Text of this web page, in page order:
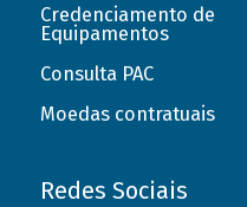
Credenciamento de
Equipamentos
Consulta PAC
Moedas contratuais
Redes Sociais